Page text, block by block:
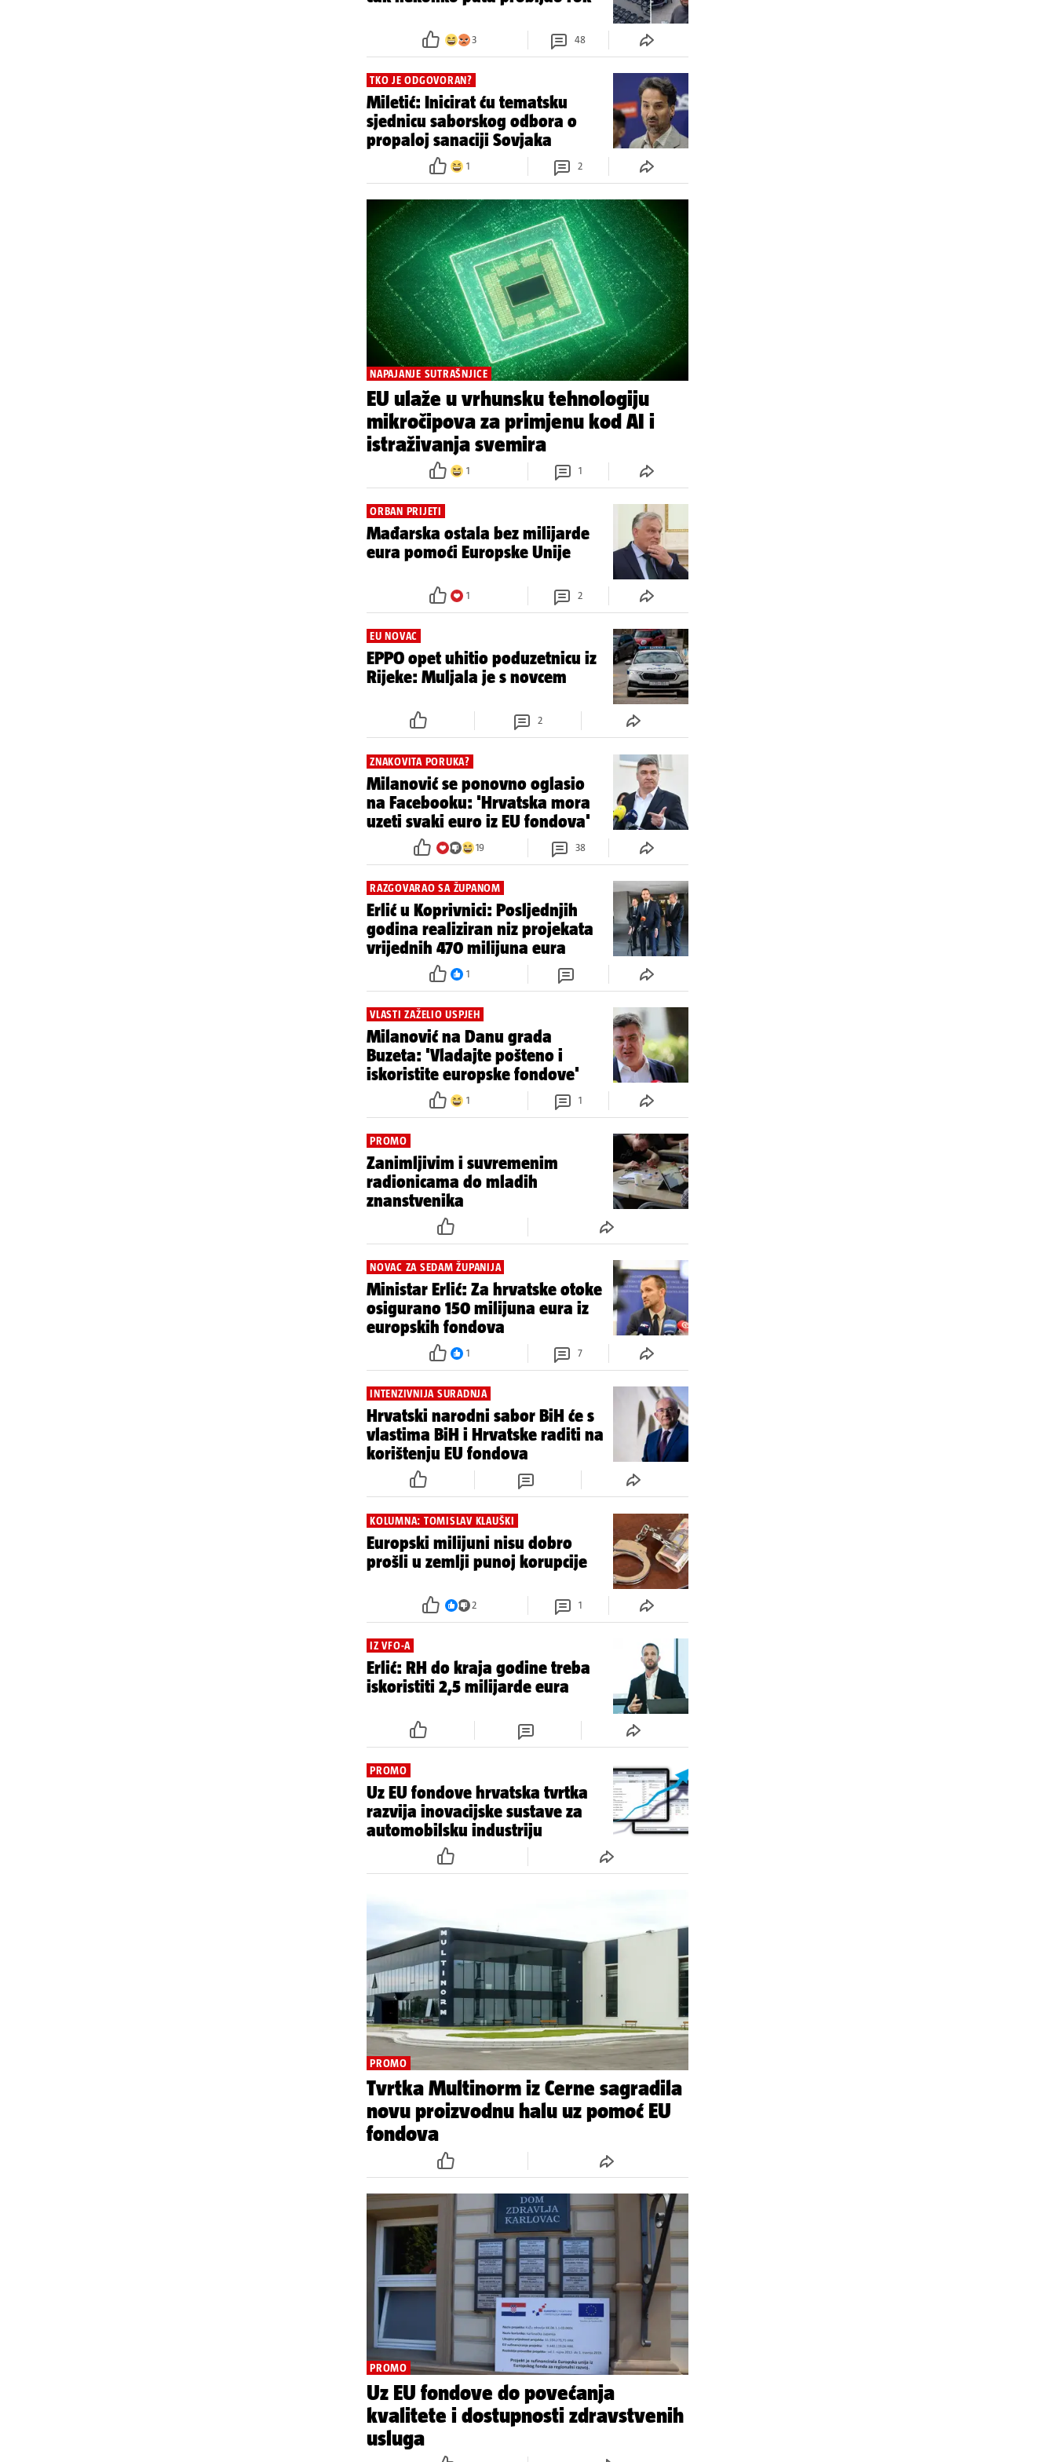
3 48
TKO JE ODGOVORAN?
Miletić: Inicirat ću tematsku
sjednicu saborskog odbora o
propaloj sanaciji Sovjaka
1 2
NAPAJANJE SUTRAŠNJICE
EU ulaže u vrhunsku tehnologiju
mikročipova za primjenu kod AI i
istraživanja svemira
1 1
ORBAN PRIJETI
Mađarska ostala bez milijarde
eura pomoći Europske Unije
1 2
EU NOVAC
EPPO opet uhitio poduzetnicu iz
Rijeke: Muljala je s novcem
2
ZNAKOVITA PORUKA?
Milanović se ponovno oglasio
na Facebooku: 'Hrvatska mora
uzeti svaki euro iz EU fondova'
19 38
RAZGOVARAO SA ŽUPANOM
Erlić u Koprivnici: Posljednjih
godina realiziran niz projekata
vrijednih 470 milijuna eura
1
VLASTI ZAŽELIO USPJEH
Milanović na Danu grada
Buzeta: 'Vladajte pošteno i
iskoristite europske fondove'
1 1
PROMO
Zanimljivim i suvremenim
radionicama do mladih
znanstvenika
NOVAC ZA SEDAM ŽUPANIJA
Ministar Erlić: Za hrvatske otoke
osigurano 150 milijuna eura iz
europskih fondova
1 7
INTENZIVNIJA SURADNJA
Hrvatski narodni sabor BiH će s
vlastima BiH i Hrvatske raditi na
korištenju EU fondova
KOLUMNA: TOMISLAV KLAUŠKI
Europski milijuni nisu dobro
prošli u zemlji punoj korupcije
2 1
IZ VFO-A
Erlić: RH do kraja godine treba
iskoristiti 2,5 milijarde eura
PROMO
Uz EU fondove hrvatska tvrtka
razvija inovacijske sustave za
automobilsku industriju
PROMO
Tvrtka Multinorm iz Cerne sagradila
novu proizvodnu halu uz pomoć EU
fondova
PROMO
Uz EU fondove do povećanja
kvalitete i dostupnosti zdravstvenih
usluga